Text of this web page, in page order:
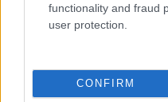
functionality and fraud
user protection.
CONFIRM